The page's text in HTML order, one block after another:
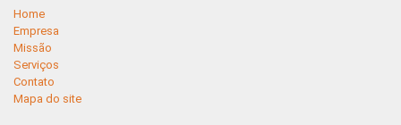
Home
Empresa
Missão
Serviços
Contato
Mapa do site